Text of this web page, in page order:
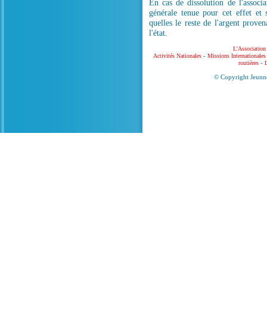
En cas de dissolution de
générale tenue pour cet effet
quelles le reste de l'argent
l'état.
L'Association
Activités Nationales - Missions Internationales
routières-
© Copyright